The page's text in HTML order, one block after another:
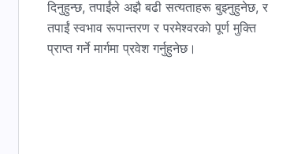
दिनुहुन्छ, तपाईंले अझै बढी सत्यताहरू बुझ्‍नुहुनेछ, र
तपाईं स्वभाव रूपान्तरण र परमेश्‍वरको पूर्ण मुक्ति
प्राप्त गर्ने मार्गमा प्रवेश गर्नुहुनेछ।